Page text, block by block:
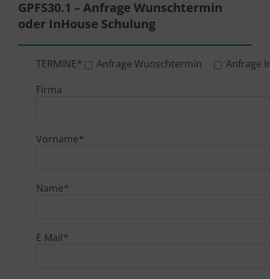
GPFS30.1 – Anfrage Wunschtermin
oder InHouse Schulung
TERMINE* Anfrage Wunschtermin
Anfrage
Firma
Vorname*
Name*
E Mail*